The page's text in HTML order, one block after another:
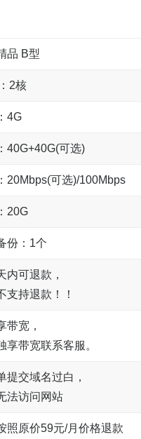
品 B型
2核
4G
40G+40G(可选)
20Mbps(可选)/100Mbps
20G
份：1个
内可退款，
支持退款！！
带宽，
享带宽联系客服。
提交域名过白，
法访问网站
照原价59元/月价格退款